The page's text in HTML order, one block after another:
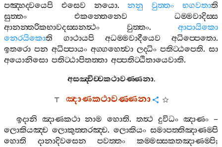
පඤ‍්හද‍්වයෙපි
එසෙව නයො.නනු වුත‍්තං භගවතාති
සුත‍්තං
එකන‍්තෙනෙව
ධම‍්මවාදිස‍්ස
ආනන‍්තරිකභාවදස‍්සනත්‍ථං
වුත‍්තං. ආපායිකො
නෙරයිකොති ගාථායපි අධම‍්මවාදීයෙව අධිප‍්පෙතො.
ඉතරො පන අධිප‍්පායං අග‍්ගහෙත්‍වා ලද‍්ධිං පතිට‍්ඨපෙති. සා
අයොනිසො පතිට‍්ඨාපිතත‍්තා අප‍්පතිට‍්ඨිතායෙවාති.
අසඤ‍්චිච‍්චකථාවණ‍්ණනා.
ඤාණකථාවණ‍්ණනා
ඉදානි ඤාණකථා නාම හොති.තත්‍ථ දුවිධං ඤාණං –
ලොකියඤ‍්ච ලොකුත‍්තරඤ‍්ච. ලොකියං සමාපත‍්තිඤාණම‍්පි
හොති
දානාදිවසෙන පවත‍්තං කම‍්මස‍්සකතඤාණම‍්පි;